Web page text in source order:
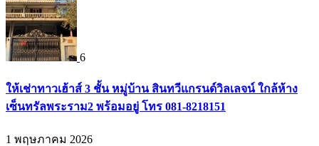
6
ให้เช่าทาวเฮ้าส์ 3 ชั้น หมู่บ้าน สินทวีแกรนด์วิลเลจน์ ใกล้ห้าง
เซ็นทรัลพระราม2 พร้อมอยู่ โทร 081-8218151
1 พฤษภาคม 2026